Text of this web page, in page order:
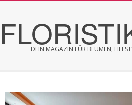
content
DEIN MAGAZIN FÜR BLUMEN,
Menu